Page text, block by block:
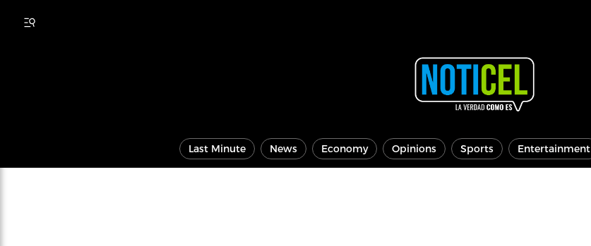
Last Minute News Economy Opinions Sports Entertainment